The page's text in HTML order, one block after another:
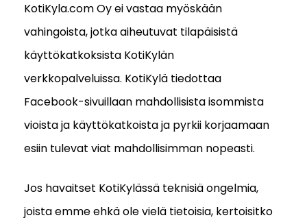
KotiKyla.com Oy ei vastaa myöskään
vahingoista, jotka aiheutuvat tilapäisistä
käyttökatkoksista KotiKylän
verkkopalveluissa. KotiKylä tiedottaa
Facebook-sivuillaan mahdollisista isommista
vioista ja käyttökatkoista ja pyrkii korjaamaan
esiin tulevat viat mahdollisimman nopeasti.
Jos havaitset KotiKylässä teknisiä ongelmia,
joista emme ehkä ole vielä tietoisia, kertoisitko